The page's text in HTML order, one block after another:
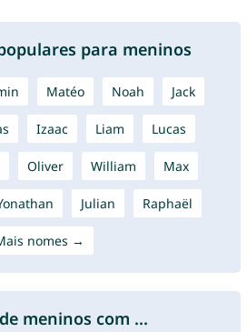
para meninos
Matéo Noah Jack
Izaac Liam Lucas
Oliver William Max
Julian Raphaël
nomes →
meninos com ...